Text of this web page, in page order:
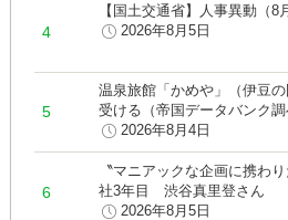
【国土交通省】人事異動（8
2026年8月5日
温泉旅館「かめや」（伊豆
受ける（帝国データバンク調
2026年8月4日
〝マニアックな企画に携わ
社3年目 渋谷真里登さん
2026年8月5日